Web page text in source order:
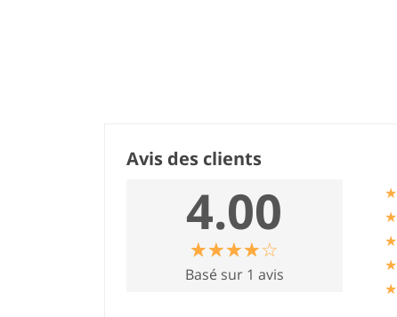
Avis des clients
4.00
☆☆☆☆☆
★★★★★
Basé sur 1 avis
★
★
★
★
★